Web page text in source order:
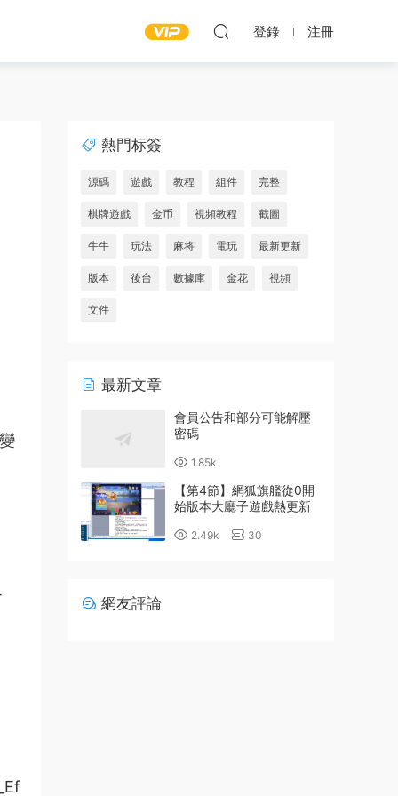
登錄 注冊
變
熱門标簽
源碼 遊戲 教程 組件 完整
棋牌遊戲 金币 視頻教程 截圖
牛牛 玩法 麻将 電玩 最新更新
版本 後台 數據庫 金花 視頻
文件
最新文章
會員公告和部分可能解壓
密碼
1.85k
【第4節】網狐旗艦從0開
始版本大廳子遊戲熱更新
2.49k 30
網友評論